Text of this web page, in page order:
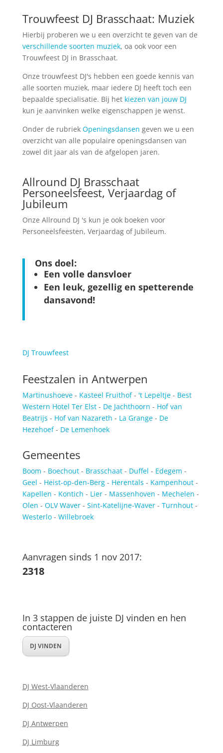
Trouwfeest DJ Brasschaat: Muziek
Hierbij proberen we u een overzicht te geven van de
verschillende soorten muziek, oa ook voor een
Trouwfeest DJ in Brasschaat.
Onze trouwfeest DJ's hebben een goede kennis van
alle soorten muziek, maar iedere DJ heeft toch een
bepaalde specialisatie. Bij het kiezen van jouw DJ
kun je aanvinken welke eigenschappen je wenst.
Onder de rubriek Openingsdansen geven we u een
overzicht van alle populaire openingsdansen van
zowel dit jaar als van de afgelopen jaren.
Allround DJ Brasschaat
Personeelsfeest, Verjaardag of
Jubileum
Onze Allround DJ 's kun je ook boeken voor
Personeelsfeesten, Verjaardag of Jubileum.
Ons doel:
Een volle dansvloer
Een leuk, gezellig en spetterende
dansavond!
DJ Trouwfeest
Feestzalen in Antwerpen
Martinushoeve- Kasteel Fruithof- 't Lepeltje- Best
Western Hotel Ter Elst- De Jachthoorn - Hof van
Beatrijs - Hof van Nazareth - La Grange- De
Hezehoef- De Lemenhoek
Gemeentes
Boom - Boechout- Brasschaat- Duffel - Edegem -
Geel - Heist-op-den-Berg- Herentals - Kampenhout-
Kapellen - Kontich - Lier- Massenhoven - Mechelen -
Olen - OLV Waver- Sint-Katelijne-Waver- Turnhout-
Westerlo - Willebroek
Aanvragen sinds 1 nov 2017:
2318
In 3 stappen de juiste DJ vinden en hen
contacteren
DJ VINDEN
DJ West-Vlaanderen
DJ Oost-Vlaanderen
DJ Antwerpen
DJ Limburg